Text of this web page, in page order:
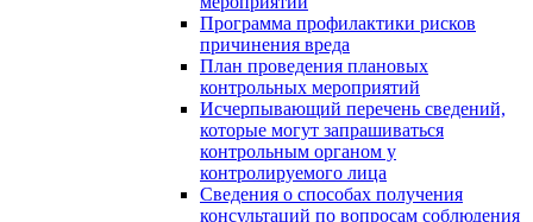
Программа профилактики рисков
причинения вреда
План проведения плановых
контрольных мероприятий
Исчерпывающий перечень сведений,
которые могут запрашиваться
контрольным органом у
контролируемого лица
Сведения о способах получения
консультаций по вопросам соблюдения